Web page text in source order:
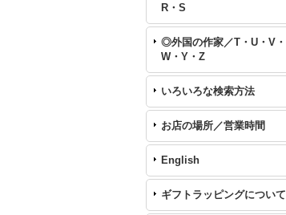
R・S
◎外国の作家／T・U・V・
W・Y・Z
いろいろな検索方法
お店の場所／営業時間
English
ギフトラッピングについて